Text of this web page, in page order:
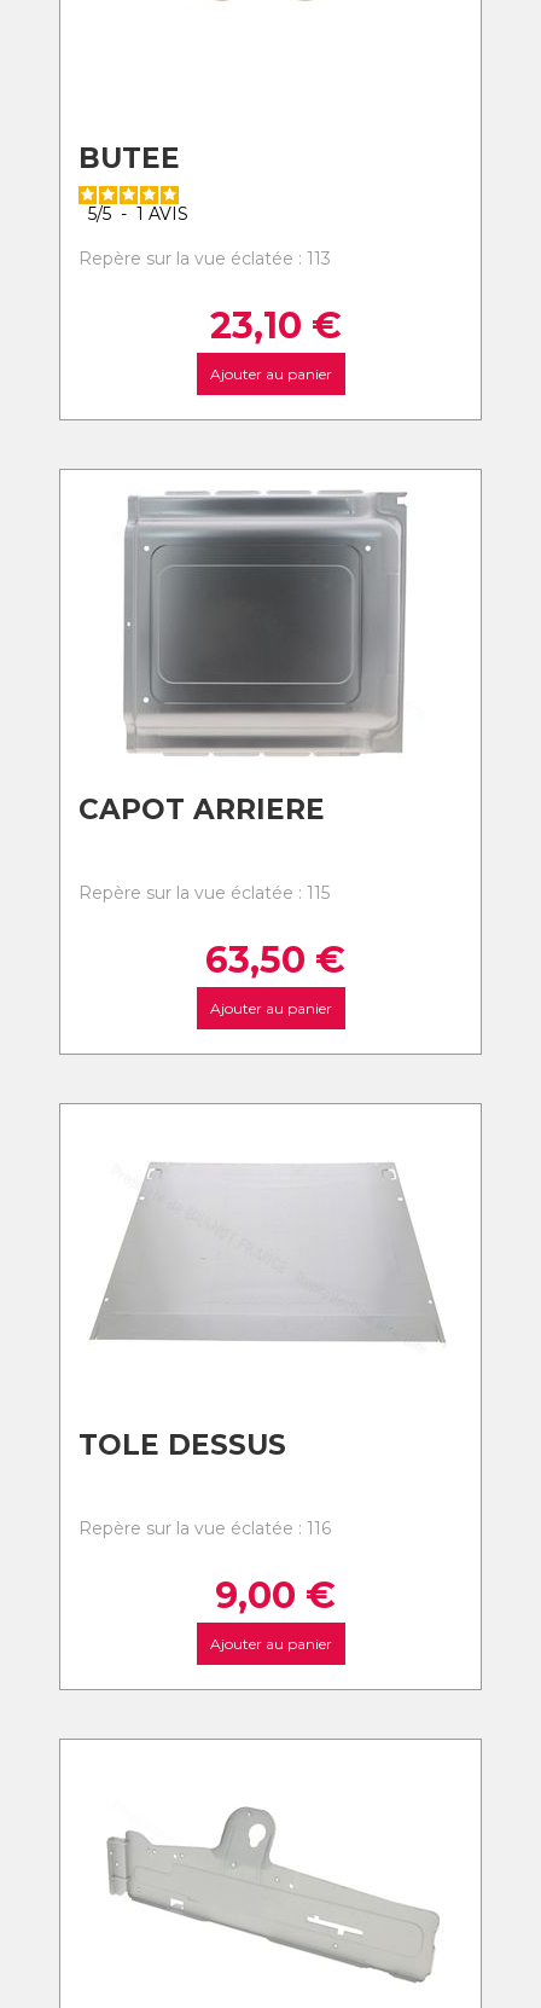
BUTEE
5/5 - 1 AVIS
Repère sur la vue éclatée : 113
23,10 €
Ajouter au panier
CAPOT ARRIERE
Repère sur la vue éclatée : 115
63,50 €
Ajouter au panier
TOLE DESSUS
Repère sur la vue éclatée : 116
9,00 €
Ajouter au panier